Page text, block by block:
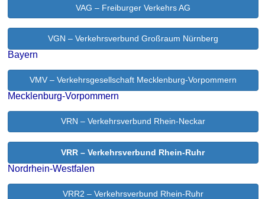
VAG – Freiburger Verkehrs AG
VGN – Verkehrsverbund Großraum Nürnberg
Bayern
VMV – Verkehrsgesellschaft Mecklenburg-Vorpommern
Mecklenburg-Vorpommern
VRN – Verkehrsverbund Rhein-Neckar
VRR – Verkehrsverbund Rhein-Ruhr
Nordrhein-Westfalen
VRR2 – Verkehrsverbund Rhein-Ruhr